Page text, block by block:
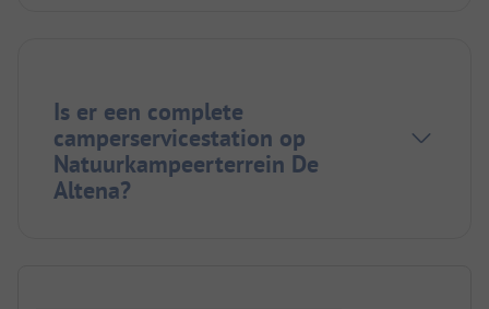
Is er een complete
camperservicestation op
Natuurkampeerterrein De
Altena?